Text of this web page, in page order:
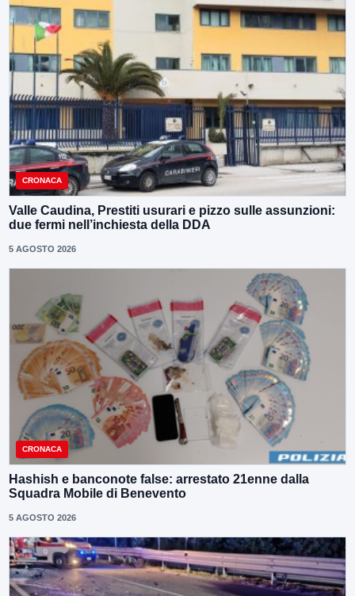
CRONACA
Valle Caudina, Prestiti usurari e pizzo sulle assunzioni:
due fermi nell’inchiesta della DDA
5 AGOSTO 2026
CRONACA
Hashish e banconote false: arrestato 21enne dalla
Squadra Mobile di Benevento
5 AGOSTO 2026